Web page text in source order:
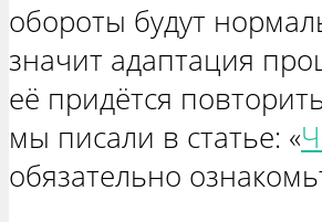
обороты будут
значит адаптация
её придётся
мы писали в статье: «
обязательно